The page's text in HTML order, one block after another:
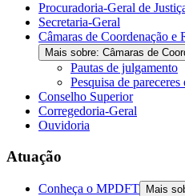
help
navigate
content.
Procuradoria-Geral de
Secretaria-Geral
Câmaras de Coordenação e
Mais sobre: Câmaras de
Pautas de julgamento
Pesquisa de pareceres
Conselho Superior
Corregedoria-Geral
Ouvidoria
Atuação
Conheça o MPDFT Mais